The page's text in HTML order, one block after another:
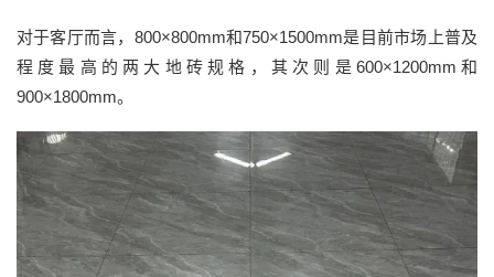
对于客厅而言， 800×800mm和750×1500mm是目前市场上普及
程度最高的两大地砖规格，其次则是 600×1200mm 和
900×1800mm。